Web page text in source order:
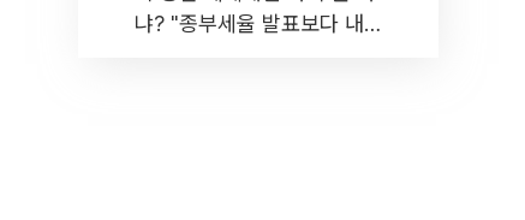
냐? "종부세율 발표보다 내릴